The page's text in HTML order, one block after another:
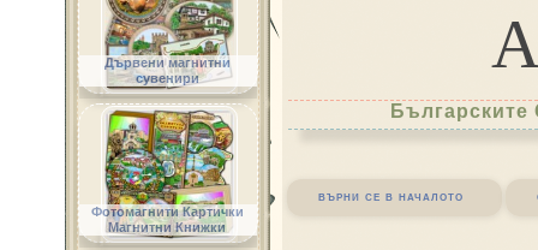
върни се в началото
Дървени магнитни
сувенири
Фотомагнити Картички
Магнитни Книжки